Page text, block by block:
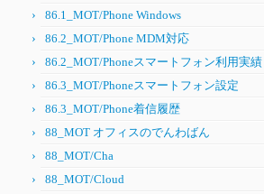
86.1_MOT/Phone Windows
86.2_MOT/Phone MDM対応
86.2_MOT/Phoneスマートフォン利用実績
86.3_MOT/Phoneスマートフォン設定
86.3_MOT/Phone着信履歴
88_MOT オフィスのでんわばん
88_MOT/Cha
88_MOT/Cloud